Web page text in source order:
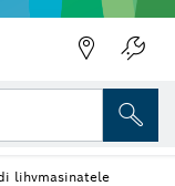
lihvmasinatele